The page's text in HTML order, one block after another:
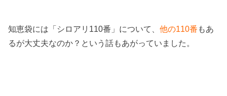
知恵袋には「シロアリ110番」について、他の110番 もあ
るが大丈夫なのか？という話もあがっていました。